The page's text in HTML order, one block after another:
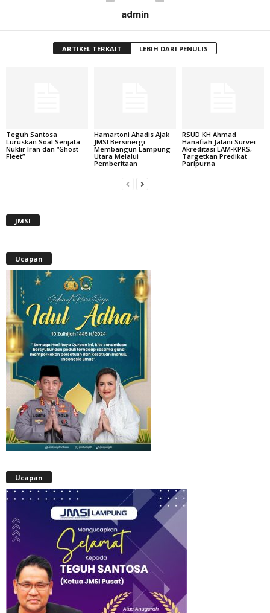
admin
ARTIKEL TERKAIT LEBIH DARI PENULIS
Teguh Santosa
Luruskan Soal Senjata
Nuklir Iran dan “Ghost
Fleet”
Hamartoni Ahadis Ajak
JMSI Bersinergi
Membangun Lampung
Utara Melalui
Pemberitaan
RSUD KH Ahmad
Hanafiah Jalani Survei
Akreditasi LAM-KPRS,
Targetkan Predikat
Paripurna
JMSI
Ucapan
Ucapan